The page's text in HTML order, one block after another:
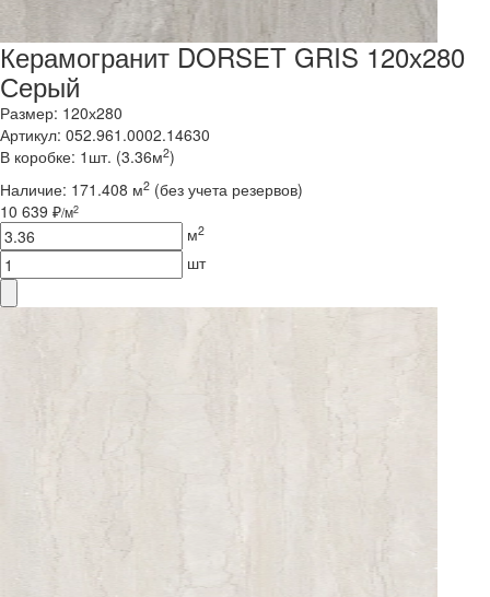
Керамогранит DORSET GRIS 120х280
Серый
Размер: 120х280
Артикул: 052.961.0002.14630
В коробке: 1шт. (3.36м2)
Наличие: 171.408 м2 (без учета резервов)
10 639 ₽/м2
м2
шт